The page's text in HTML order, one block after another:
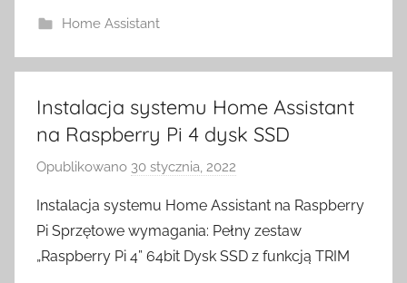
t
c
Home Assistant
Instalacja systemu Home Assistant
na Raspberry Pi 4 dysk SSD
Opublikowano 30 stycznia, 2022
z
e
z
Instalacja systemu Home Assistant na Raspberry
Pi Sprzętowe wymagania: Pełny zestaw
„Raspberry Pi 4” 64bit Dysk SSD z funkcją TRIM